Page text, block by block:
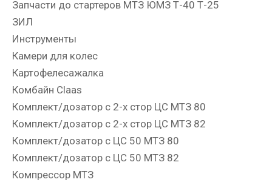
Запчасти до стартеров МТЗ ЮМЗ Т-40 Т-25
ЗИЛ
Инструменты
Камери для колес
Картофелесажалка
Комбайн Claas
Комплект/дозатор с 2-х стор ЦС МТЗ 80
Комплект/дозатор с 2-х стор ЦС МТЗ 82
Комплект/дозатор с ЦС 50 МТЗ 80
Комплект/дозатор с ЦС 50 МТЗ 82
Компрессор МТЗ